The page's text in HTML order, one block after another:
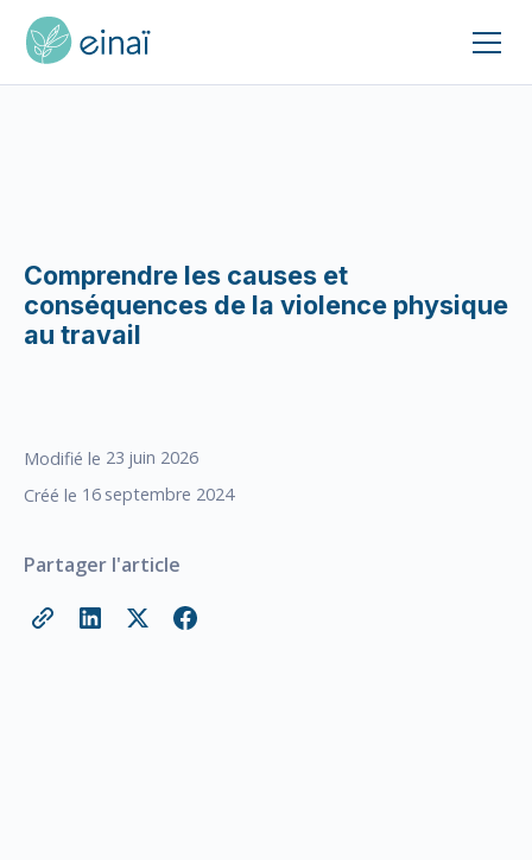
Comprendre les causes et
conséquences de la violence physique
au travail
Modifié le 23 juin 2026
Créé le 16 septembre 2024
Partager l'article